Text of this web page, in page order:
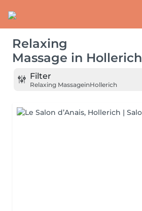
Relaxing
Massage in Hollerich
Filter
Relaxing MassageinHollerich